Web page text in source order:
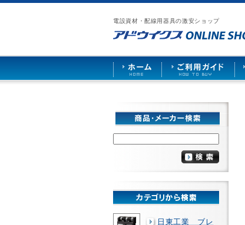
電設資材・配線用器具の激安ショップ
漏
カ
照
ア
ス
ご
ド
お
せ
仕
日東工業 ブレ